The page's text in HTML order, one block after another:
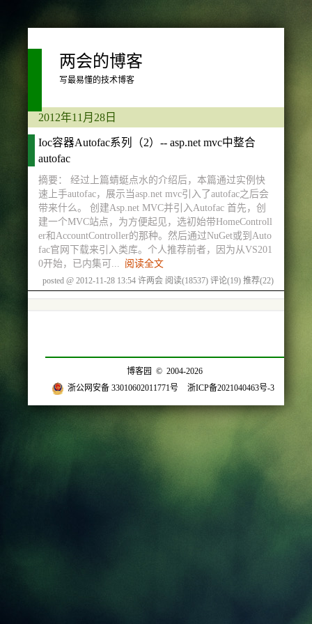
两会的博客
写最易懂的技术博客
2012年11月28日
Ioc容器Autofac系列（2）-- asp.net mvc中整合
autofac
摘要： 经过上篇蜻蜓点水的介绍后，本篇通过实例快
速上手autofac，展示当asp.net mvc引入了autofac之后会
带来什么。 创建Asp.net MVC并引入Autofac 首先，创
建一个MVC站点，为方便起见，选初始带HomeControll
er和AccountController的那种。然后通过NuGet或到Auto
fac官网下载来引入类库。个人推荐前者，因为从VS201
0开始，已内集可... 阅读全文
posted @ 2012-11-28 13:54 许两会 阅读(18537) 评论(19) 推荐(22)
博客园 © 2004-2026
浙公网安备 33010602011771号
浙ICP备2021040463号-3